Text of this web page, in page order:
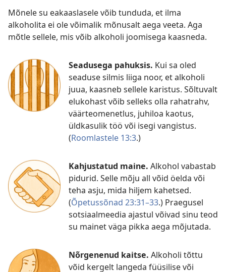
Mõnele su eakaaslasele võib tunduda, et ilma
alkoholita ei ole võimalik mõnusalt aega veeta. Aga
mõtle sellele, mis võib alkoholi joomisega kaasneda.
Seadusega pahuksis. Kui sa oled
seaduse silmis liiga noor, et alkoholi
juua, kaasneb sellele karistus. Sõltuvalt
elukohast võib selleks olla rahatrahv,
väärteomenetlus, juhiloa kaotus,
üldkasulik töö või isegi vangistus.
(Roomlastele 13:3.)
Kahjustatud maine. Alkohol vabastab
pidurid. Selle mõju all võid öelda või
teha asju, mida hiljem kahetsed.
(Õpetussõnad 23:31–33.) Praegusel
sotsiaalmeedia ajastul võivad sinu teod
su mainet väga pikka aega mõjutada.
Nõrgenenud kaitse. Alkoholi tõttu
võid kergelt langeda füüsilise või